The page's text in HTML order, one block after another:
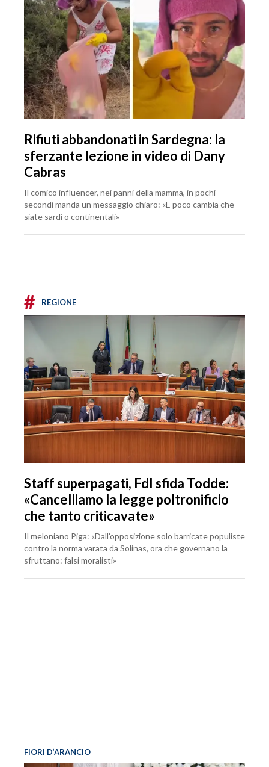
Rifiuti abbandonati in Sardegna: la
sferzante lezione in video di Dany
Cabras
Il comico influencer, nei panni della mamma, in pochi
secondi manda un messaggio chiaro: «E poco cambia che
siate sardi o continentali»
# REGIONE
Staff superpagati, FdI sfida Todde:
«Cancelliamo la legge poltronificio
che tanto criticavate»
Il meloniano Piga: «Dall’opposizione solo barricate populiste
contro la norma varata da Solinas, ora che governano la
sfruttano: falsi moralisti»
FIORI D’ARANCIO